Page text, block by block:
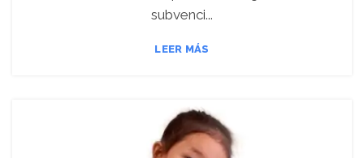
subvenci...
LEER MÁS